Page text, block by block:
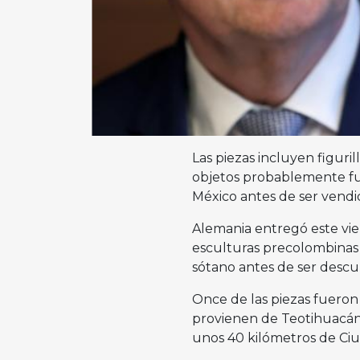
Las piezas incluyen
objetos probablemente
México antes de ser
Alemania entregó este
esculturas
sótano antes de ser
Once de las piezas
provienen de
unos 40 kilómetros de